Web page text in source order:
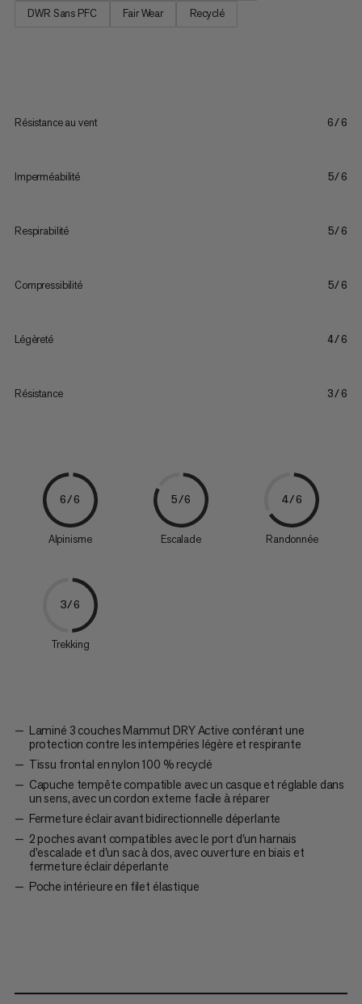
DWR Sans PFC
Fair Wear Recyclé
Résistance au vent 6/6
Imperméabilité 5/6
Respirabilité 5/6
Compressibilité 5/6
Légèreté 4/6
Résistance 3/6
6/6
Alpinisme
5/6
Escalade
4/6
Randonnée
3/6
Trekking
Laminé 3 couches Mammut DRY Active conférant une
protection contre les intempéries légère et respirante
Tissu frontal en nylon 100 % recyclé
Capuche tempête compatible avec un casque et réglable dans
un sens, avec un cordon externe facile à réparer
Fermeture éclair avant bidirectionnelle déperlante
2 poches avant compatibles avec le port d’un harnais
d’escalade et d’un sac à dos, avec ouverture en biais et
fermeture éclair déperlante
Poche intérieure en filet élastique